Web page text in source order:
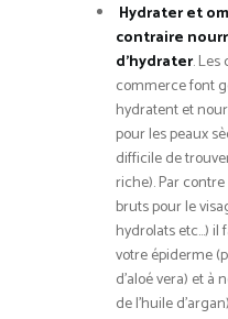
Hydrater et
contraire
d’hydrater.
commerce font
hydratent et
pour les peaux
difficile de
riche). Par
bruts pour le
hydrolats etc…) il
votre épiderme
d’aloé vera) et à
de l’huile